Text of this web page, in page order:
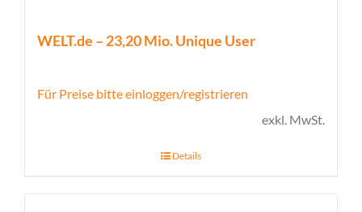
WELT.de – 23,20 Mio. Unique User
Für Preise bitte einloggen/registrieren
exkl. MwSt.
Details